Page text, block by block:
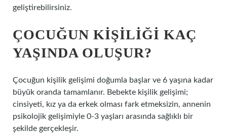
geliştirebilirsiniz.
ÇOCUĞUN KIŞILIĞI KAÇ
YAŞINDA OLUŞUR?
Çocuğun kişilik gelişimi doğumla başlar ve 6 yaşına kadar
büyük oranda tamamlanır. Bebekte kişilik gelişimi;
cinsiyeti, kız ya da erkek olması fark etmeksizin, annenin
psikolojik gelişimiyle 0-3 yaşları arasında sağlıklı bir
şekilde gerçekleşir.